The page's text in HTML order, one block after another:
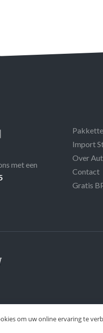
met een
Import
Over
Contact
Gratis
om uw online ervaring te